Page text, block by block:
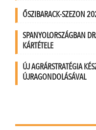
ŐSZIBARACK-SZEZON
SPANYOLORSZÁGBAN
KÁRTÉTELE
ÚJ AGRÁRSTRATÉGIA
ÚJRAGONDOLÁSÁVAL